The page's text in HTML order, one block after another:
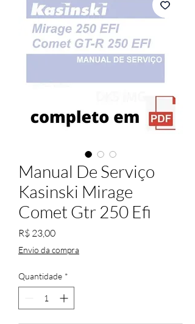
Manual De Serviço
Kasinski Mirage
Comet Gtr 250 Efi
R$ 23,00Preço
Envio da compra
Quantidade *